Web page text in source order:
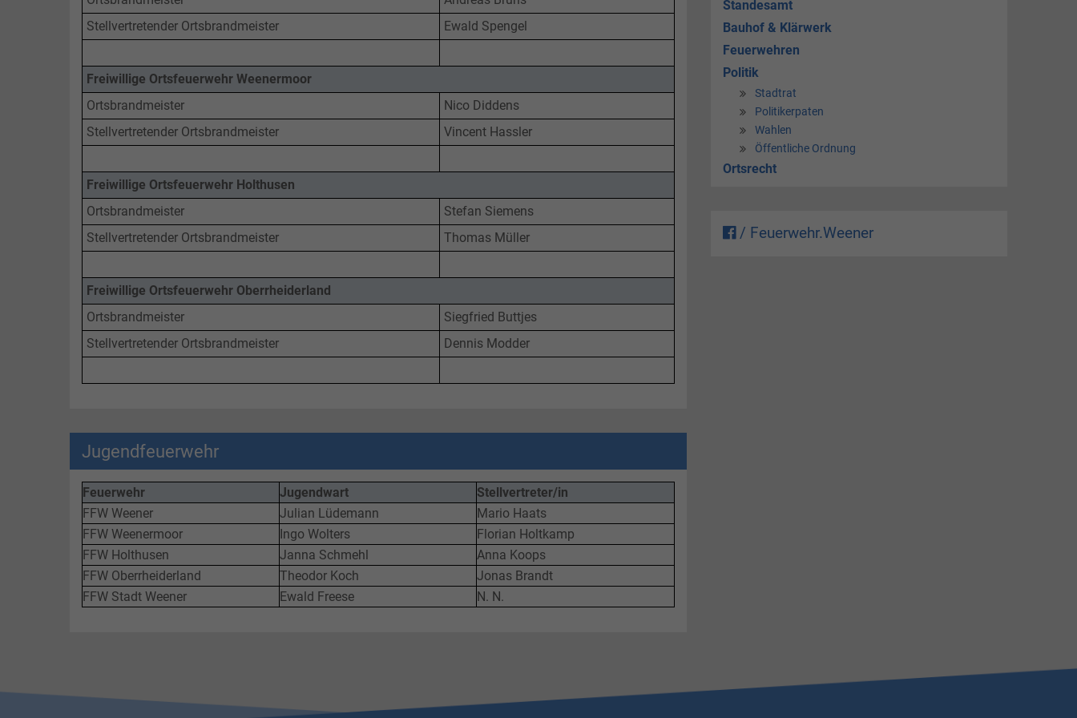
Jüdisches Leben
Plattdeutsch
Landesbühne
Paddel und Pedal
Perspektive Innenstadt
Photovoltaik
Stellvertretender Ortsbrandmeister
Ewald Spengel
Freiwillige Ortsfeuerwehr Weenermoor
Ortsbrandmeister
Nico Diddens
Stellvertretender Ortsbrandmeister
Vincent Hassler
Freiwillige Ortsfeuerwehr Holthusen
Ortsbrandmeister
Stefan Siemens
Stellvertretender Ortsbrandmeister
Thomas Müller
Freiwillige Ortsfeuerwehr Oberrheiderland
Ortsbrandmeister
Siegfried Buttjes
Stellvertretender Ortsbrandmeister
Dennis Modder
Jugendfeuerwehr
Feuerwehr Jugendwart
Stellvertreter/in
FFW Weener
Julian Lüdemann
Mario Haats
FFW Weenermoor
Ingo Wolters
Florian Holtkamp
FFW Holthusen
Janna Schmehl
Anna Koops
FFW Oberrheiderland
Theodor Koch
Jonas Brandt
FFW Stadt Weener
Ewald Freese N. N.
Standesamt
Bauhof & Klärwerk
Feuerwehren
Politik
Stadtrat
Politikerpaten
Wahlen
Öffentliche Ordnung
Ortsrecht
/ Feuerwehr.Weener